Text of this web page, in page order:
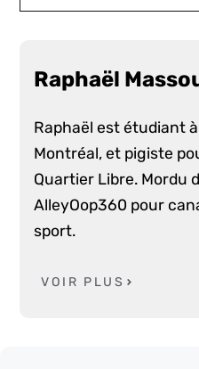
Raphaël
Raphaël est étudiant
Montréal, et pigiste
Quartier Libre. Mordu
AlleyOop360 pour
sport.
VOIR PLUS